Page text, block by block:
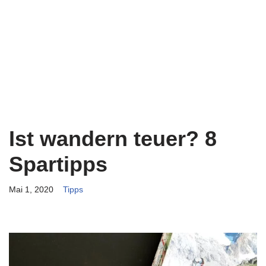
Ist wandern teuer? 8
Spartipps
Mai 1, 2020 Tipps